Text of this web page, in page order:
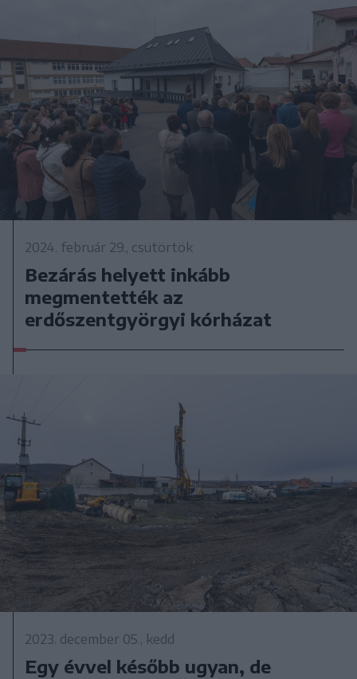
2024. február 29., csütörtök
Bezárás helyett inkább
megmentették az
erdőszentgyörgyi kórházat
2023. december 05., kedd
Egy évvel később ugyan, de